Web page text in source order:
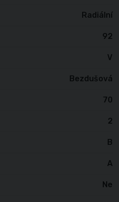
Radiální
92
V
Bezdušová
70
2
B
A
Ne